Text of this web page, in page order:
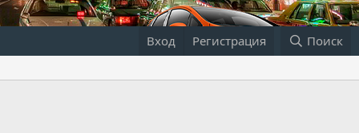
Вход Регистрация Поиск